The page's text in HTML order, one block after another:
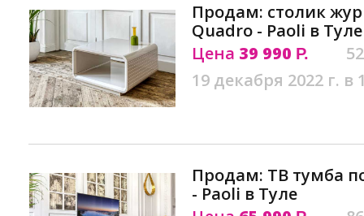
Продам: столик
Quadro - Paoli в Туле
Цена 39 990 Р.
19 декабря 2022 г. в
Продам: ТВ тумба
- Paoli в Туле